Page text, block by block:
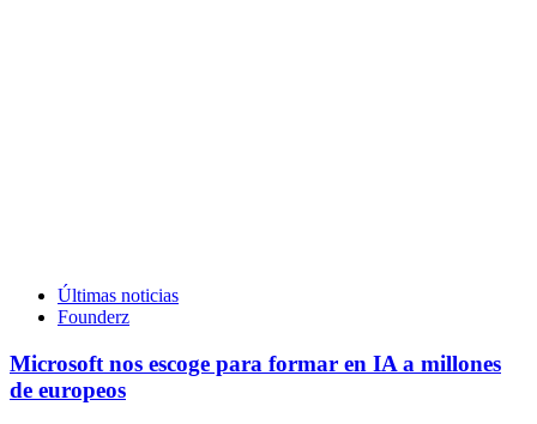
Últimas noticias
Founderz
Microsoft nos escoge para formar en IA a millones
de europeos